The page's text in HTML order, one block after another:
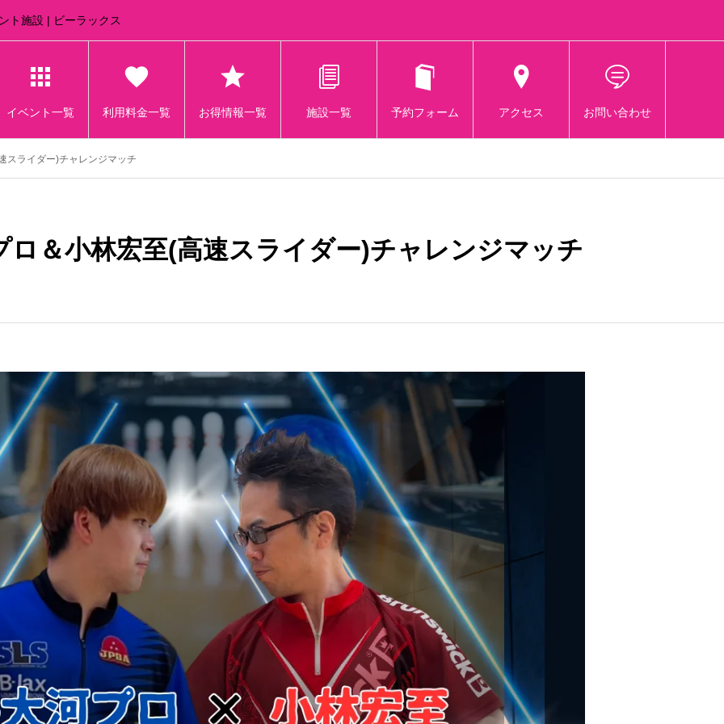
ト施設 | ビーラックス
イベント一覧 利用料金一覧 お得情報一覧 施設一覧 予約フォーム アクセス お問い合わせ
スライダー)チャレンジマッチ
ロ＆小林宏至(高速スライダー)チャレンジマッチ